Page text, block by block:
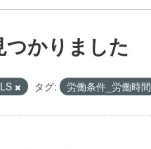
かりました
タグ: 労働条件_労働時間